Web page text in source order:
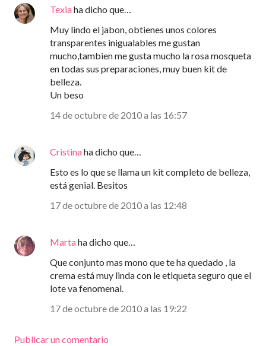
Texiaha dicho que…
Muy lindo el jabon, obtienes unos colores
transparentes inigualables me gustan
mucho,tambien me gusta mucho la rosa mosqueta
en todas sus preparaciones, muy buen kit de
belleza.
Un beso
14 de octubre de 2010 a las 16:57
Cristinaha dicho que…
Esto es lo que se llama un kit completo de belleza,
está genial. Besitos
17 de octubre de 2010 a las 12:48
Martaha dicho que…
Que conjunto mas mono que te ha quedado , la
crema está muy linda con le etiqueta seguro que el
lote va fenomenal.
17 de octubre de 2010 a las 19:22
Publicar un comentario